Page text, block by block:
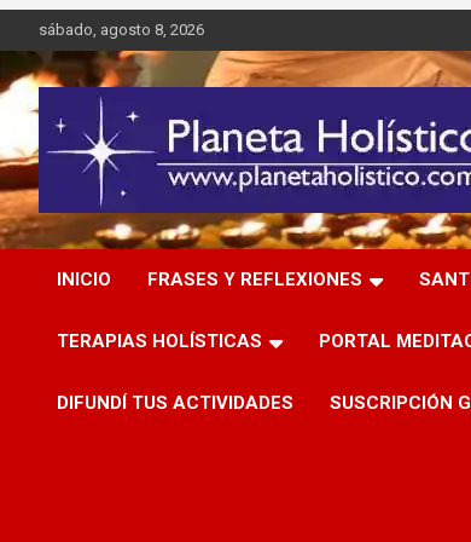
al
contenido
sábado, agosto 8, 2026
Planeta Holístico
Difusión de espiritualidad, terapias alternativas
cursos, talleres y seminarios
INICIO
FRASES Y REFLEXIONES
TERAPIAS HOLÍSTICAS PORTAL
DIFUNDÍ TUS ACTIVIDADES SUSCRIPCIÓN